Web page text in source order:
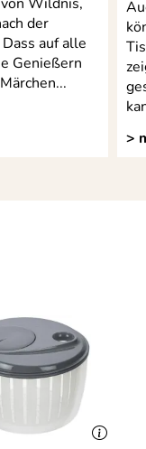
der
auf alle
Genießern
>